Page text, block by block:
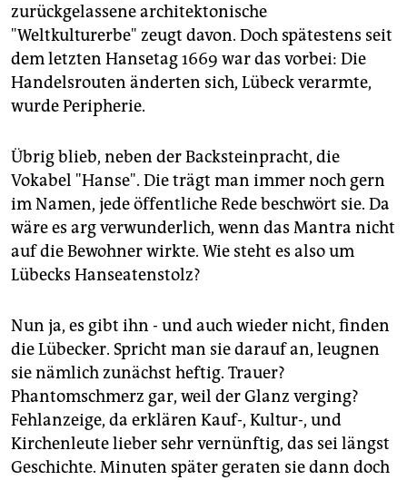
zurückgelassene architektonische
"Weltkulturerbe" zeugt davon. Doch spätestens seit
dem letzten Hansetag 1669 war das vorbei: Die
Handelsrouten änderten sich, Lübeck verarmte,
wurde Peripherie.
Übrig blieb, neben der Backsteinpracht, die
Vokabel "Hanse". Die trägt man immer noch gern
im Namen, jede öffentliche Rede beschwört sie. Da
wäre es arg verwunderlich, wenn das Mantra nicht
auf die Bewohner wirkte. Wie steht es also um
Lübecks Hanseatenstolz?
Nun ja, es gibt ihn - und auch wieder nicht, finden
die Lübecker. Spricht man sie darauf an, leugnen
sie nämlich zunächst heftig. Trauer?
Phantomschmerz gar, weil der Glanz verging?
Fehlanzeige, da erklären Kauf-, Kultur-, und
Kirchenleute lieber sehr vernünftig, das sei längst
Geschichte. Minuten später geraten sie dann doch